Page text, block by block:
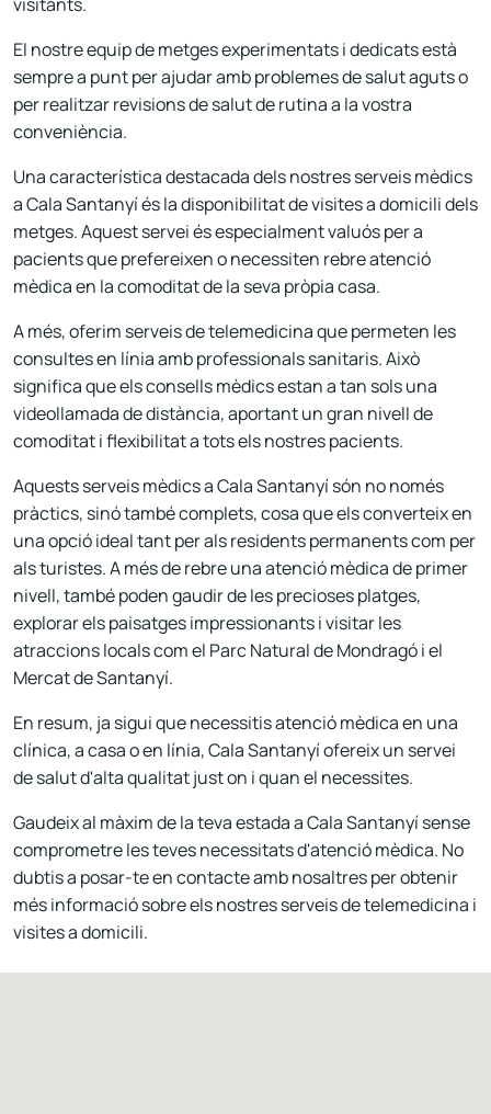
El nostre equip de metges experimentats i dedicats està
sempre a punt per ajudar amb problemes de salut aguts o
per realitzar revisions de salut de rutina a la vostra
conveniència.
Una característica destacada dels nostres serveis mèdics
a Cala Santanyí és la disponibilitat de visites a domicili dels
metges. Aquest servei és especialment valuós per a
pacients que prefereixen o necessiten rebre atenció
mèdica en la comoditat de la seva pròpia casa.
A més, oferim serveis de telemedicina que permeten les
consultes en línia amb professionals sanitaris. Això
significa que els consells mèdics estan a tan sols una
videollamada de distància, aportant un gran nivell de
comoditat i flexibilitat a tots els nostres pacients.
Aquests serveis mèdics a Cala Santanyí són no només
pràctics, sinó també complets, cosa que els converteix en
una opció ideal tant per als residents permanents com per
als turistes. A més de rebre una atenció mèdica de primer
nivell, també poden gaudir de les precioses platges,
explorar els paisatges impressionants i visitar les
atraccions locals com el Parc Natural de Mondragó i el
Mercat de Santanyí.
En resum, ja sigui que necessitis atenció mèdica en una
clínica, a casa o en línia, Cala Santanyí ofereix un servei
de salut d'alta qualitat just on i quan el necessites.
Gaudeix al màxim de la teva estada a Cala Santanyí sense
comprometre les teves necessitats d'atenció mèdica. No
dubtis a posar-te en contacte amb nosaltres per obtenir
més informació sobre els nostres serveis de telemedicina i
visites a domicili.